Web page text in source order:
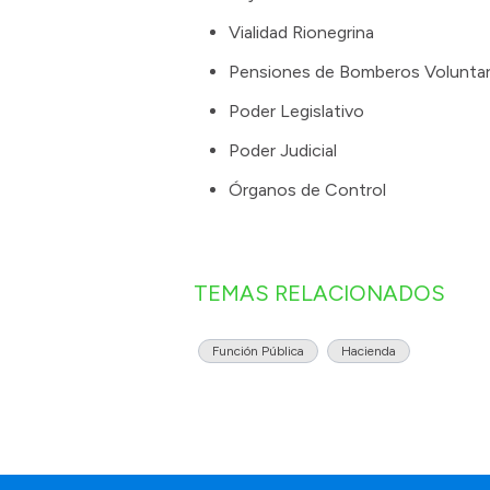
Vialidad Rionegrina
Pensiones de Bomberos
Poder Legislativo
Poder Judicial
Órganos de Control
TEMAS RELACIONADOS
Función Pública Hacienda